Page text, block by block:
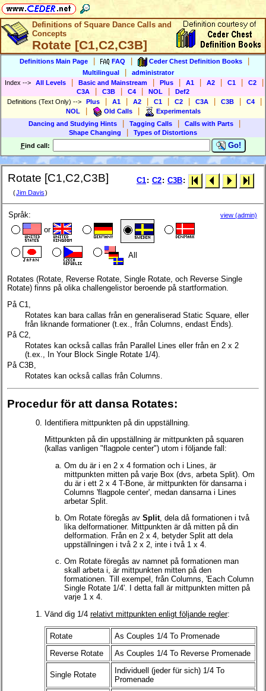
Definitions of Square Dance Calls and
Concepts
Rotate [C1,C2,C3B]
Definitions Main Page FAQ Ceder Chest Definition Books
Multilingual
administrator
Index --> All Levels Basic and Mainstream Plus A1 A2 C1 C2
C3A C3B C4 NOL
Def2
Definitions (Text Only) --> Plus A1 A2 C1 C2 C3A C3B C4
NOL Old Calls
Experimentals
Dancing and Studying Hints
Tagging Calls Calls with Parts
Shape Changing
Types of Distortions
Find call: Go!
Rotate [C1,C2,C3B]
(Jim Davis)
C1: C2: C3B:
Språk:
or
All
view (admin)
Rotates (Rotate, Reverse Rotate, Single Rotate, och Reverse Single
Rotate) finns på olika challengelistor beroende på startformation.
På C1,
Rotates kan bara callas från en generaliserad Static Square, eller
från liknande formationer (t.ex., från Columns, endast Ends).
På C2,
Rotates kan också callas från Parallel Lines eller från en 2 x 2
(t.ex., In Your Block Single Rotate 1/4).
På C3B,
Rotates kan också callas från Columns.
Procedur för att dansa Rotates:
Identifiera mittpunkten på din uppställning.
Mittpunkten på din uppställning är mittpunkten på squaren
(kallas vanligen "flagpole center") utom i följande fall:
Om du är i en 2 x 4 formation och i Lines, är
mittpunkten mitten på varje Box (dvs, arbeta Split). Om
du är i ett 2 x 4 T-Bone, är mittpunkten för dansarna i
Columns 'flagpole center', medan dansarna i Lines
arbetar Split.
Om Rotate föregås av Split, dela då formationen i två
lika delformationer. Mittpunkten är då mitten på din
delformation. Från en 2 x 4, betyder Split att dela
uppställningen i två 2 x 2, inte i två 1 x 4.
Om Rotate föregås av namnet på formationen man
skall arbeta i, är mittpunkten mitten på den
formationen. Till exempel, från Columns, 'Each Column
Single Rotate 1/4'. I detta fall är mittpunkten mitten på
varje 1 x 4.
Vänd dig 1/4 relativt mittpunkten enligt följande regler:
Rotate
As Couples 1/4 To Promenade
Reverse Rotate
As Couples 1/4 To Reverse Promenade
Single Rotate
Individuell (jeder für sich) 1/4 To
Promenade